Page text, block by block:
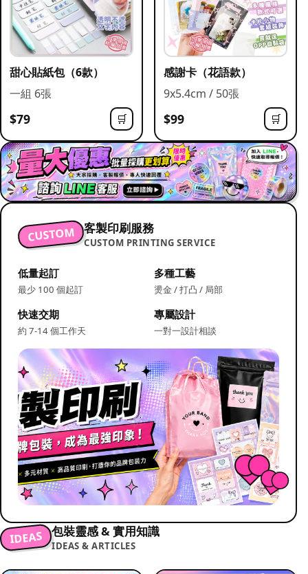
甜心貼紙包（6款）
一組 6張
$79 🛒
感謝卡（花語款）
9x5.4cm / 50張
$99 🛒
CUSTOM 客製印刷服務
CUSTOM PRINTING SERVICE
低量起訂
最少 100 個起訂
多種工藝
燙金 / 打凸 / 局部
快速交期
約 7-14 個工作天
專屬設計
一對一設計相談
IDEAS 包裝靈感 & 實用知識
IDEAS & ARTICLES